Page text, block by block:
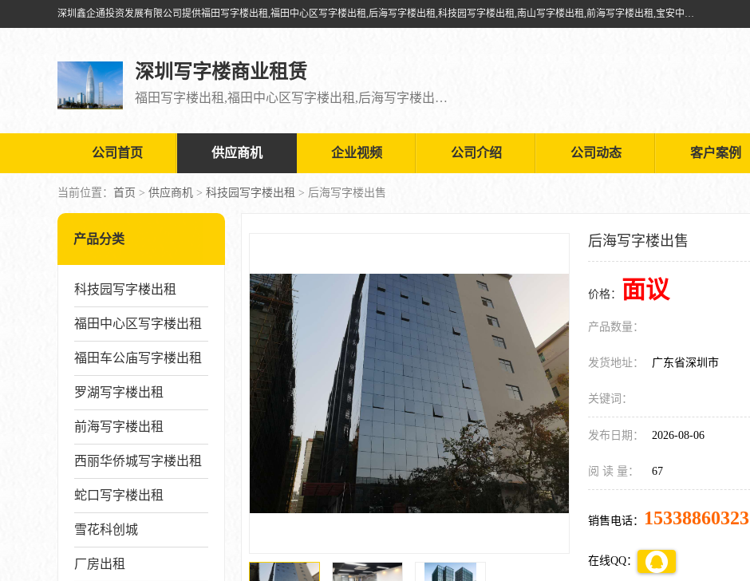
深圳鑫企通投资发展有限公司提供福田写字楼出租,福田中心区写字楼出租,后海写字楼出租,科技园写字楼出租,南山写字楼出租,前海写字楼出租,宝安中心写字楼出租,车公庙写字楼出租,深圳写字楼出租，欢迎有需要的朋友前来咨询。
深圳写字楼商业租赁
福田写字楼出租,福田中心区写字楼出租,后海写字楼出租,科技园写字楼出租,南山写字楼出租,前海写字楼出租,宝安中心写字楼出租
公司首页 供应商机 企业视频 公司介绍 公司动态 客户案例
当前位置： 首页 > 供应商机 > 科技园写字楼出租 > 后海写字楼出售
产品分类
科技园写字楼出租
福田中心区写字楼出租
福田车公庙写字楼出租
罗湖写字楼出租
前海写字楼出租
西丽华侨城写字楼出租
蛇口写字楼出租
雪花科创城
厂房出租
后海写字楼出售
价格： 面议
产品数量：
发货地址： 广东省深圳市
关键词：
发布日期： 2026-08-06
阅 读 量： 67
销售电话： 15338860323
在线QQ：